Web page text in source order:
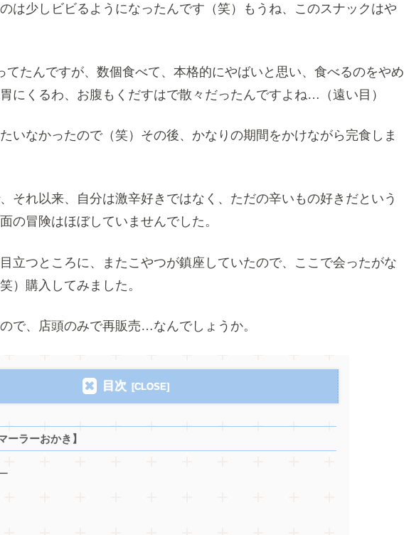
は少しビビるようになったんです（笑）もうね、このスナックはや
たんですが、数個食べて、本格的にやばいと思い、食べるのをやめ
にくるわ、お腹もくだすはで散々だったんですよね…（遠い目）
いなかったので（笑）その後、かなりの期間をかけながら完食しま
それ以来、自分は激辛好きではなく、ただの辛いもの好きだという
の冒険はほぼしていませんでした。
立つところに、またこやつが鎮座していたので、ここで会ったがな
）購入してみました。
で、店頭のみで再販売…なんでしょうか。
目次
ーラーおかき】